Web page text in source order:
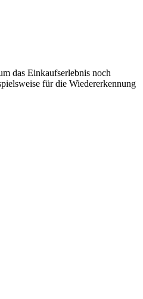
das Einkaufserlebnis noch
für die Wiedererkennung